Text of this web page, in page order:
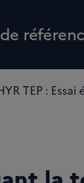
TEP :